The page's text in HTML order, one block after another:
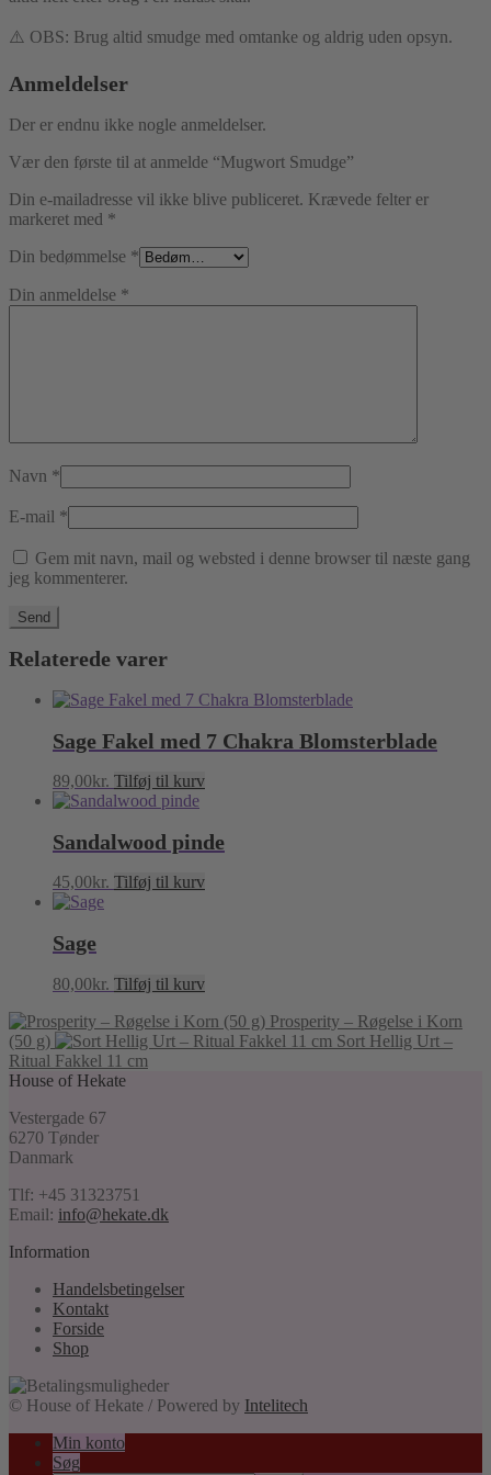
⚠️ OBS: Brug altid smudge med omtanke og aldrig uden opsyn.
Anmeldelser
Der er endnu ikke nogle anmeldelser.
Vær den første til at anmelde “Mugwort Smudge”
Din e-mailadresse vil ikke blive publiceret. Krævede felter er
markeret med *
Din bedømmelse *
Din anmeldelse *
Navn *
E-mail *
Gem mit navn, mail og websted i denne browser til næste gang
jeg kommenterer.
Relaterede varer
Sage Fakel med 7 Chakra Blomsterblade
89,00kr. Tilføj til kurv
Sandalwood pinde
45,00kr. Tilføj til kurv
Sage
80,00kr. Tilføj til kurv
Prosperity – Røgelse i Korn
(50 g)
Sort Hellig Urt –
Ritual Fakkel 11 cm
House of Hekate
Vestergade 67
6270 Tønder
Danmark
Tlf: +45 31323751
Email: info@hekate.dk
Information
Handelsbetingelser
Kontakt
Forside
Shop
© House of Hekate / Powered by Intelitech
Min konto
Søg